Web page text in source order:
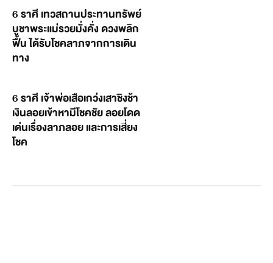
6 ราศี เทวสถานประทานทรัพย์
บูชาพระแม่รวยมั่งคั่ง ดวงพลิก
ฟื้น ได้รับโชคลาภจากการเดิน
ทาง
6 ราศี เจ้าพ่อเสือเกว่งเสาชิงช้า
เงินลอยเข้าหามีโชคชัย ลอยโดด
เด่นเรื่องลาภลอย และการเสี่ยง
โชค